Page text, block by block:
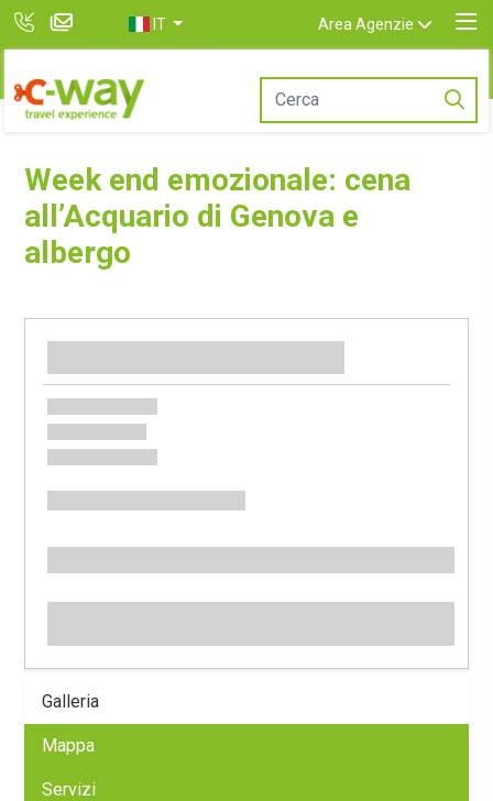
IT Area Agenzie
Week end emozionale: cena
all’Acquario di Genova e
albergo
Galleria
Mappa
Servizi